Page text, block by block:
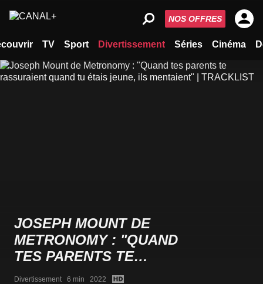
TV Sport Divertissement Séries Cinéma
NOS OFFRES
JOSEPH MOUNT DE
METRONOMY : "QUAND
TES PARENTS TE
RASSURAIENT QUAND TU
Divertissement   6 min   2022